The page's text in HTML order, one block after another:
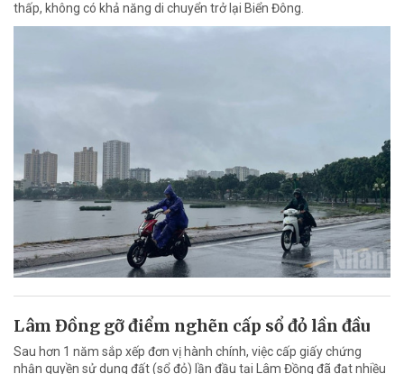
thấp, không có khả năng di chuyển trở lại Biển Đông.
Lâm Đồng gỡ điểm nghẽn cấp sổ đỏ lần đầu
Sau hơn 1 năm sắp xếp đơn vị hành chính, việc cấp giấy chứng
nhận quyền sử dụng đất (sổ đỏ) lần đầu tại Lâm Đồng đã đạt nhiều